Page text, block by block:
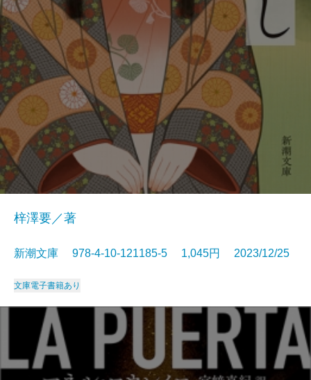
梓澤要／著
新潮文庫 978-4-10-121185-5 1,045円 2023/12/25
文庫電子書籍あり